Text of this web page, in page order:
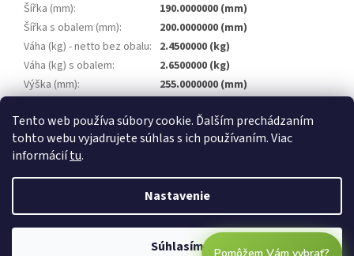
Tento web používa súbory cookie. Ďalším prechádzaním
tohto webu vyjadrujete súhlas s ich používaním. Viac
informáciítu.
Nastavenie
Súhlasím
Šířka (mm):
190.0000000 (mm)
Šířka s obalem (mm):
200.0000000 (mm)
Váha (kg) - netto bez obalu: 2.4500000 (kg)
Váha (kg) s obalem:
2.6500000 (kg)
Výška (mm):
255.0000000 (mm)
Záruka: 2 roky
Vytvoril Shoptet
tekra.sk. Všetky práva vyhradené.
Pomôžem Vám vybrať?